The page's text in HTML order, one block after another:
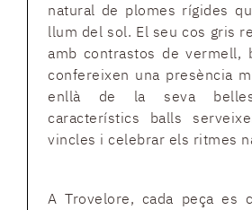
natural de plomes rígides
llum del sol. El seu cos gris
amb contrastos de vermell,
confereixen una presència
enllà de la seva
característics balls
vincles i celebrar els ritmes
A Trovelore, cada peça es